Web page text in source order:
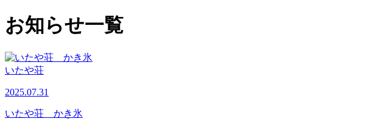
お知らせ一覧
いたや荘
2025.07.31
いたや荘 かき氷